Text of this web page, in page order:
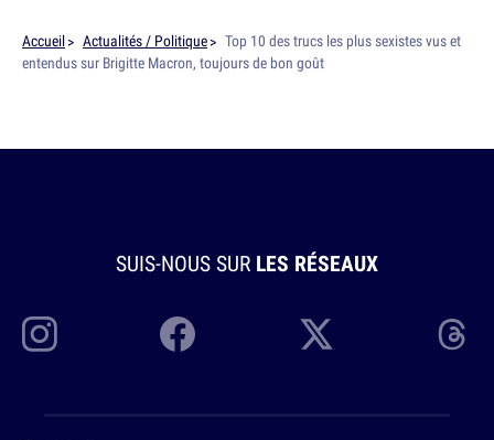
Accueil Actualités / Politique
Top 10 des trucs les plus sexistes vus et
entendus sur Brigitte Macron, toujours de bon goût
SUIS-NOUS SUR LES RÉSEAUX